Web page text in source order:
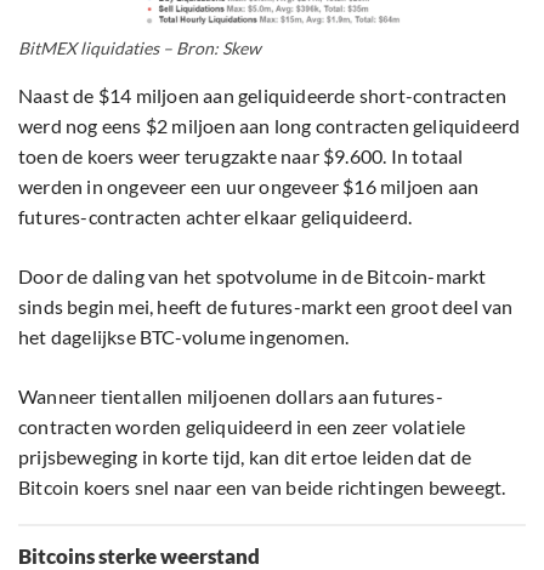
BitMEX liquidaties – Bron: Skew
Naast de $14 miljoen aan geliquideerde short-contracten
werd nog eens $2 miljoen aan long contracten geliquideerd
toen de koers weer terugzakte naar $9.600. In totaal
werden in ongeveer een uur ongeveer $16 miljoen aan
futures-contracten achter elkaar geliquideerd.
Door de daling van het spotvolume in de Bitcoin-markt
sinds begin mei, heeft de futures-markt een groot deel van
het dagelijkse BTC-volume ingenomen.
Wanneer tientallen miljoenen dollars aan futures-
contracten worden geliquideerd in een zeer volatiele
prijsbeweging in korte tijd, kan dit ertoe leiden dat de
Bitcoin koers snel naar een van beide richtingen beweegt.
Bitcoins sterke weerstand